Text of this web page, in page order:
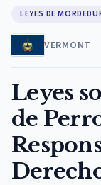
LEYES DE
VERMONT
Leyes
de